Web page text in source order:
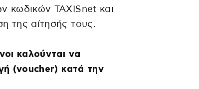
κωδικών TAXISnet και
της αίτησής τους.
καλούνται να
(voucher) κατά την